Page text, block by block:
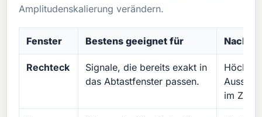
Amplitudenskalierung verändern.
Fenster Bestens geeignet für
Rechteck
Signale, die bereits exakt in
das Abtastfenster passen.
im